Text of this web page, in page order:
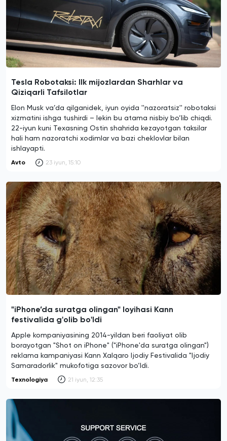
Tesla Robotaksi: Ilk mijozlardan Sharhlar va
Qiziqarli Tafsilotlar
Elon Musk va’da qilganidek, iyun oyida ''nazoratsiz'' robotaksi
xizmatini ishga tushirdi – lekin bu atama nisbiy bo‘lib chiqdi.
22-iyun kuni Texasning Ostin shahrida kezayotgan taksilar
hali ham nazoratchi xodimlar va bazi cheklovlar bilan
ishlayapti.
Avto 23 iyun, 15:10
"iPhone’da suratga olingan" loyihasi Kann
festivalida g'olib bo'ldi
Apple kompaniyasining 2014-yildan beri faoliyat olib
borayotgan "Shot on iPhone" ("iPhone'da suratga olingan")
reklama kampaniyasi Kann Xalqaro Ijodiy Festivalida "Ijodiy
Samaradorlik" mukofotiga sazovor bo‘ldi.
Texnologiya 21 iyun, 12:35